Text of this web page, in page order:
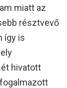
miatt az
résztvevő
így is
hivatott